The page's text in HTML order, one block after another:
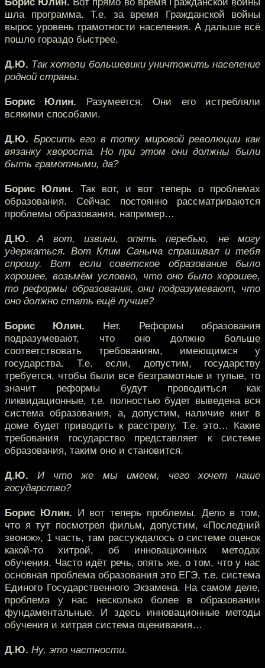
шла программа. Т.е. за время Гражданской войны
вырос уровень грамотности населения. А дальше всё
пошло гораздо быстрее.
Д.Ю. Так хотели большевики уничтожить население
родной страны.
Борис Юлин. Разумеется. Они его истребляли
всякими способами.
Д.Ю. Бросить его в топку мировой революции как
вязанку хвороста. Но при этом они должны были
быть грамотными, да?
Борис Юлин. Так вот, и вот теперь о проблемах
образования. Сейчас постоянно рассматриваются
проблемы образования, например…
Д.Ю. А вот, извини, опять перебью, не могу
удержаться. Вот Клим Саныча спрашивал и тебя
спрошу. Вот если советское образование было
хорошее, возьмём условно, что оно было хорошее,
то реформы образования, они подразумевают, что
оно должно стать ещё лучше?
Борис Юлин. Нет. Реформы образования
подразумевают, что оно должно больше
соответствовать требованиям, имеющимся у
государства. Т.е. если, допустим, государству
требуется, чтобы были все безграмотные и тупые, то
значит реформы будут проводиться как
ликвидационные, т.е. полностью будет выведена вся
система образования, а, допустим, наличие книг в
доме будет приводить к расстрелу. Т.е. это… Какие
требования государство представляет к системе
образования, таким оно и становится.
Д.Ю. И что же мы имеем, чего хочет наше
государство?
Борис Юлин. И вот теперь проблемы. Дело в том,
что я тут посмотрел фильм, допустим, «Последний
звонок», 1 часть, там рассуждалось о системе оценок
какой-то хитрой, об инновационных методах
обучения. Часто идёт речь, опять же, о том, что у нас
основная проблема образования это ЕГЭ, т.е. система
Единого Государственного Экзамена. На самом деле,
проблема у нас несколько более в образовании
фундаментальные. И здесь инновационные методы
обучения и хитрая система оценивания…
Д.Ю. Ну, это частности.